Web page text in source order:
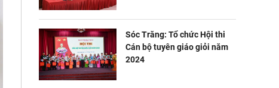
Sóc Trăng: Tổ chức Hội thi
Cán bộ tuyên giáo giỏi năm
2024